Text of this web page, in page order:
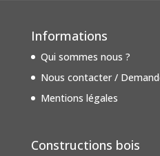
Informations
Qui sommes nous ?
Nous contacter /
Mentions légales
Constructions bois